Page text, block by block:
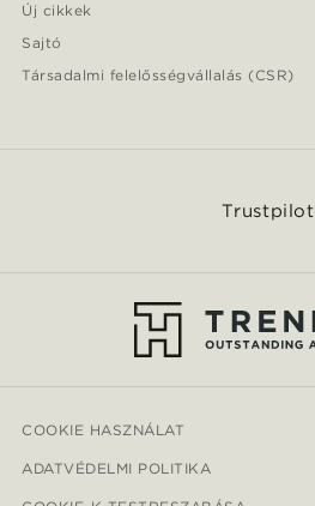
Új cikkek
Sajtó
Társadalmi felelősségvállalás (CSR)
Trustpilot
COOKIE HASZNÁLAT
ADATVÉDELMI POLITIKA